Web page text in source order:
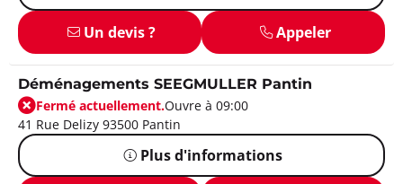
Un devis ? Appeler
Déménagements SEEGMULLER Pantin
Fermé actuellement.Ouvre à 09:00
41 Rue Delizy 93500 Pantin
Plus d'informations